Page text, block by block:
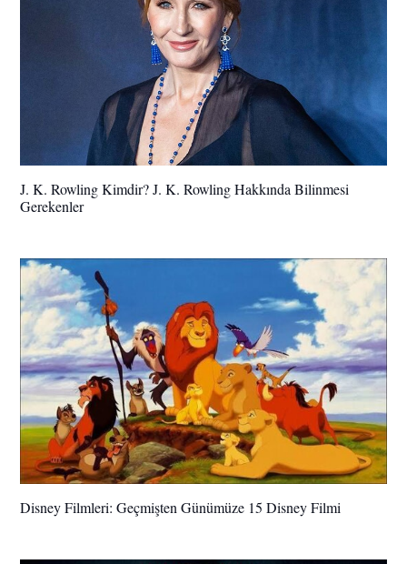
J. K. Rowling Kimdir? J. K. Rowling Hakkında Bilinmesi
Gerekenler
Disney Filmleri: Geçmişten Günümüze 15 Disney Filmi